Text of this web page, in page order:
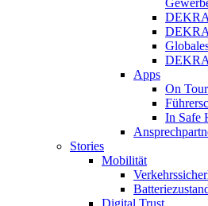
Apps
On
In Safe
Stories
Mobilität
Digital Trust